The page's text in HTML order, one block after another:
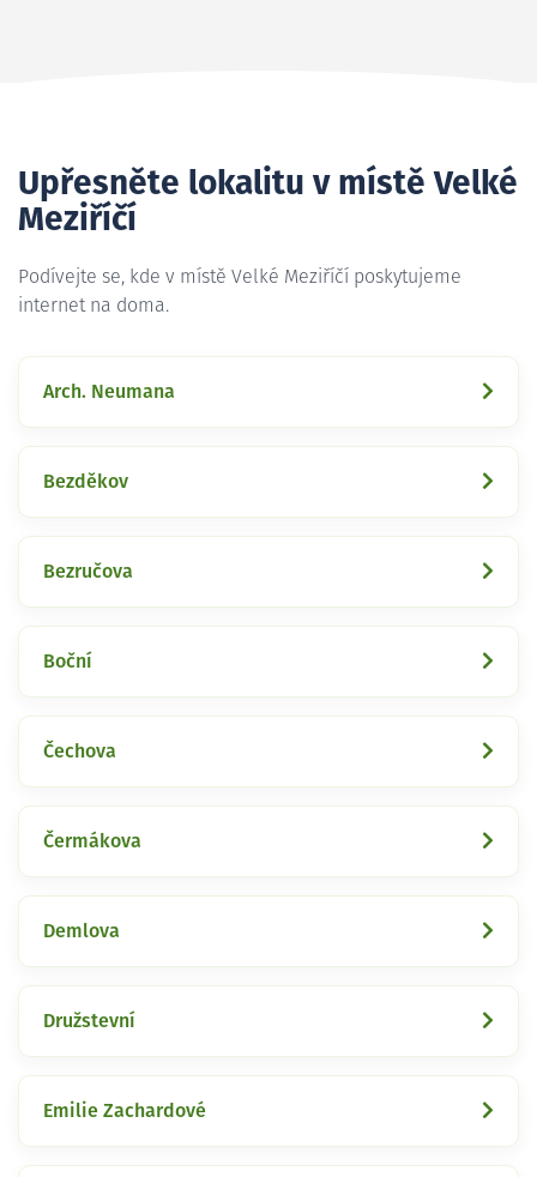
Upřesněte lokalitu v místě Velké
Meziříčí
Podívejte se, kde v místě Velké Meziříčí poskytujeme
internet na doma.
Arch. Neumana
Bezděkov
Bezručova
Boční
Čechova
Čermákova
Demlova
Družstevní
Emilie Zachardové